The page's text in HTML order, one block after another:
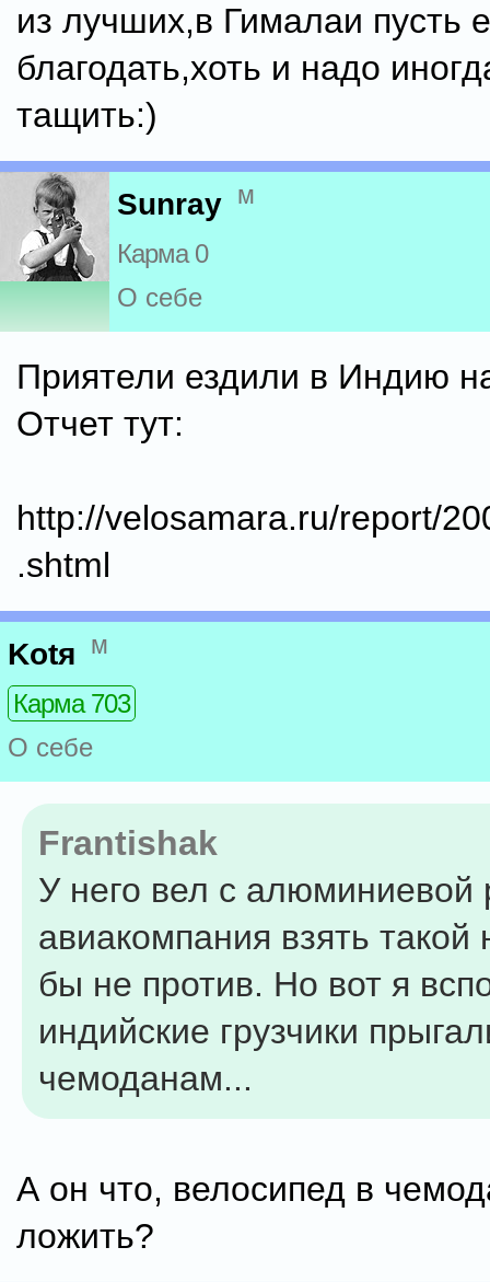
из лучших,в Гималаи пусть
благодать,хоть и надо
тащить:)
Sunray м
Карма 0
О себе
Приятели ездили в Индию
Отчет тут:
http://velosamara.ru/report/
.shtml
Kotя м
Карма 703
О себе
Frantishak
У него вел с алюминиевой
авиакомпания взять такой
бы не против. Но вот я
индийские грузчики
чемоданам...
А он что, велосипед в
ложить?